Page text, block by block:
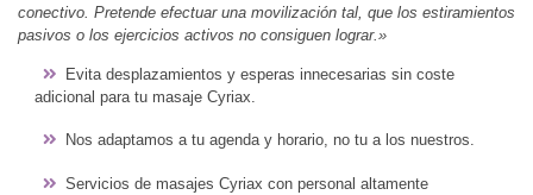
conectivo. Pretende efectuar una movilización tal, que los estiramientos
pasivos o los ejercicios activos no consiguen lograr.»
Evita desplazamientos y esperas innecesarias sin coste
adicional para tu masaje Cyriax.
Nos adaptamos a tu agenda y horario, no tu a los nuestros.
Servicios de masajes Cyriax con personal altamente